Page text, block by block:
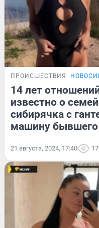
ПРОИСШЕСТВИЯ
14 лет
известно о
сибирячка с
машину
21 августа, 2024, 17:40